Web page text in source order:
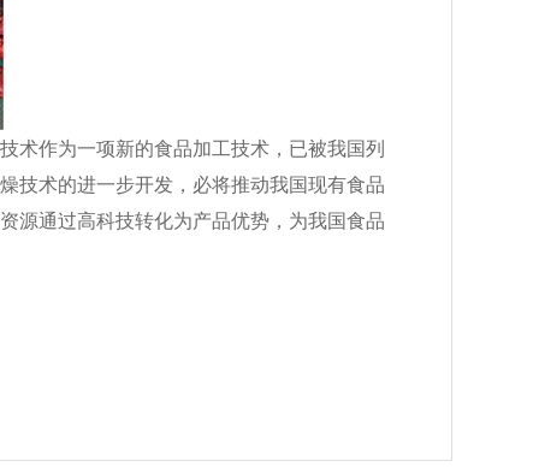
术作为一项新的食品加工技术，已被我国列
技术的进一步开发，必将推动我国现有食品
源通过高科技转化为产品优势，为我国食品